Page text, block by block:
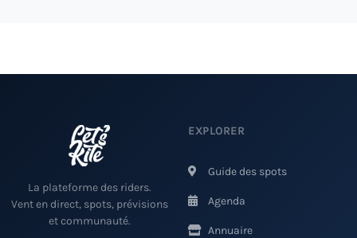
La plateforme des riders.
Vent en direct, spots, prévisions
et communauté.
EXPLORER
Guide des spots
Agenda
Annuaire